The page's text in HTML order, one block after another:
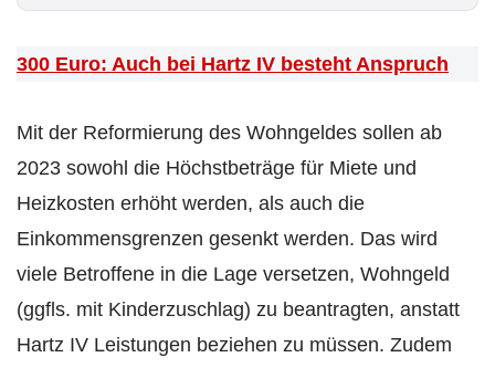
*
300 Euro: Auch bei Hartz IV besteht Anspruch
Mit der Reformierung des Wohngeldes sollen ab
2023 sowohl die Höchstbeträge für Miete und
Heizkosten erhöht werden, als auch die
Einkommensgrenzen gesenkt werden. Das wird
viele Betroffene in die Lage versetzen, Wohngeld
(ggfls. mit Kinderzuschlag) zu beantragten, anstatt
Hartz IV Leistungen beziehen zu müssen. Zudem